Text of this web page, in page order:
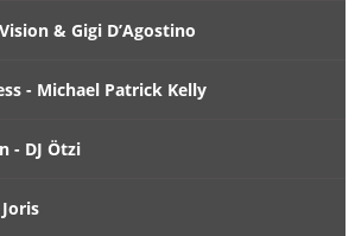
& Gigi D’Agostino
- Michael Patrick Kelly
- DJ Ötzi